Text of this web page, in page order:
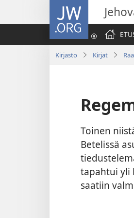
JW.ORG
Kirjasto Kirjat
Toinen
Betelissä
tapahtui yli
saatiin